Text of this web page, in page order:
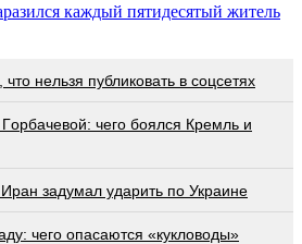
каждый пятидесятый житель
нельзя публиковать в соцсетях
чeгo бoялcя Крeмль и
задумал ударить по Украине
чего опасаются «кукловоды»